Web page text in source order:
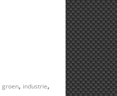
groen, industrie,